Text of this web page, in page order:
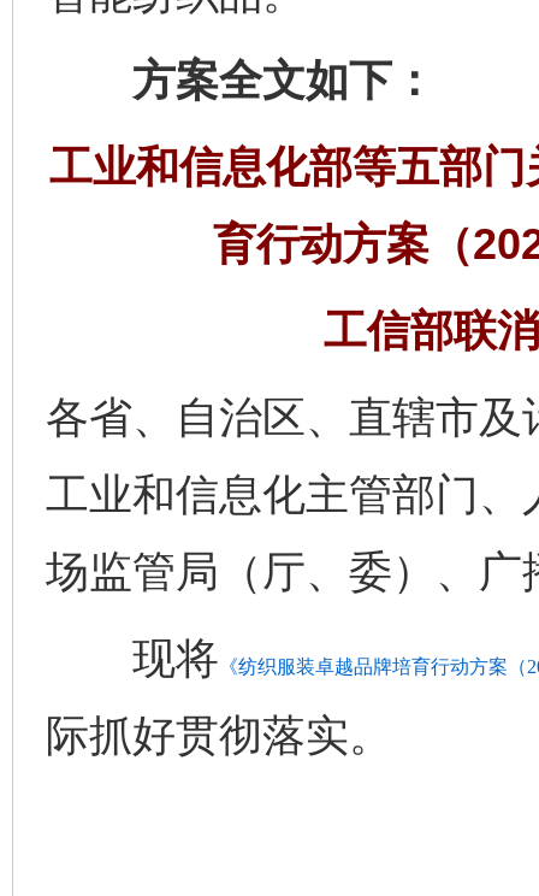
方案全文如下：
工业和信息化部等五部
育行动方案（
工信部联
各省、自治区、直辖市
工业和信息化主管部门
场监管局（厅、委）、
现将 《纺织服装卓越品牌培育行动方案（
际抓好贯彻落实。